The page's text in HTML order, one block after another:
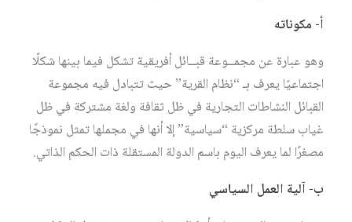
أ- مكوناته
وهو عبارة عن مجمــوعة قبــائل أفريقية تشكل فيما بينها شكلًا
اجتماعيًا يعرف بـ “نظام القرية” حيث تتبادل فيه مجموعة
القبائل النشاطات التجارية في ظل ثقافة ولغة مشتركة في ظل
غياب سلطة مركزية “سياسية” إلا أنها في مجملها تمثل نموذجًا
مصغرًا لما يعرف اليوم باسم الدولة المستقلة ذات الحكم الذاتي.
ب- آلية العمل السياسي